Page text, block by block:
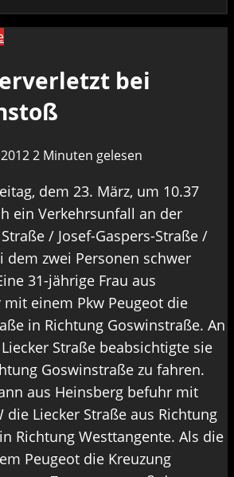
bei
2 Minuten gelesen
dem 23. März, um 10.37
ein Verkehrsunfall an der
/ Josef-Gaspers-Straße /
dem zwei Personen schwer
31-jährige Frau aus
einem Pkw Peugeot die
in Richtung Goswinstraße. An
Straße beabsichtigte sie
Goswinstraße zu fahren.
aus Heinsberg befuhr mit
die Liecker Straße aus Richtung
Richtung Westtangente. Als die
Peugeot die Kreuzung